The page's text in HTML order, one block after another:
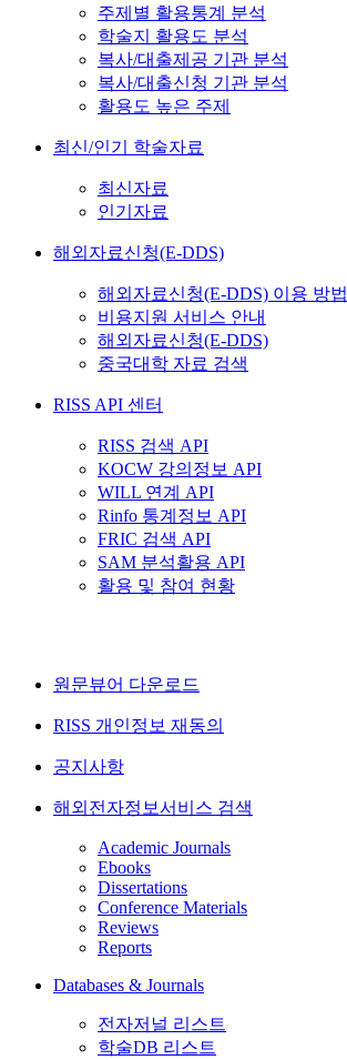
주제별 활용통계 분석
학술지 활용도 분석
복사/대출제공 기관 분석
복사/대출신청 기관 분석
활용도 높은 주제
최신/인기 학술자료
최신자료
인기자료
해외자료신청(E-DDS)
해외자료신청(E-DDS) 이용 방법
비용지원 서비스 안내
해외자료신청(E-DDS)
중국대학 자료 검색
RISS API 센터
RISS 검색 API
KOCW 강의정보 API
WILL 연계 API
Rinfo 통계정보 API
FRIC 검색 API
SAM 분석활용 API
활용 및 참여 현황
원문뷰어 다운로드
RISS 개인정보 재동의
공지사항
해외전자정보서비스 검색
Academic Journals
Ebooks
Dissertations
Conference Materials
Reviews
Reports
Databases & Journals
전자저널 리스트
학술DB 리스트